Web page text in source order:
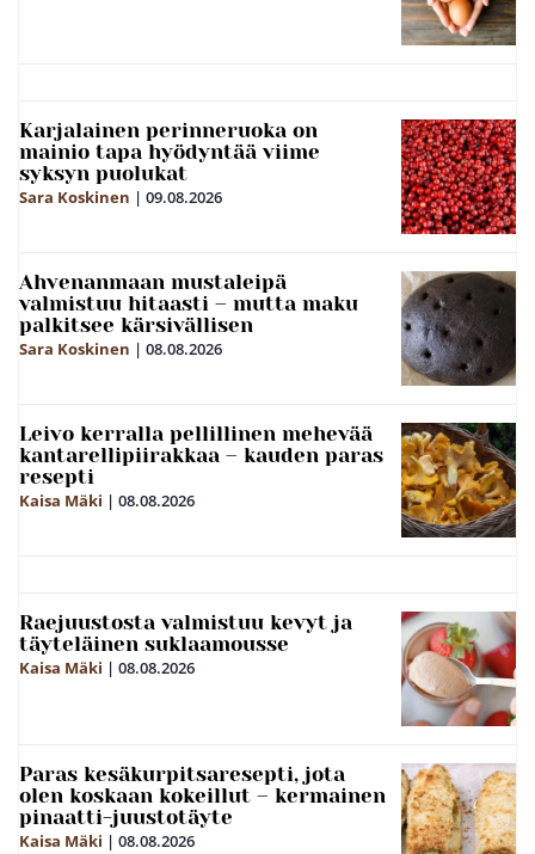
Karjalainen perinneruoka on
mainio tapa hyödyntää viime
syksyn puolukat
Sara Koskinen | 09.08.2026
Ahvenanmaan mustaleipä
valmistuu hitaasti – mutta maku
palkitsee kärsivällisen
Sara Koskinen | 08.08.2026
Leivo kerralla pellillinen mehevää
kantarellipiirakkaa – kauden paras
resepti
Kaisa Mäki | 08.08.2026
Raejuustosta valmistuu kevyt ja
täyteläinen suklaamousse
Kaisa Mäki | 08.08.2026
Paras kesäkurpitsaresepti, jota
olen koskaan kokeillut – kermainen
pinaatti-juustotäyte
Kaisa Mäki | 08.08.2026